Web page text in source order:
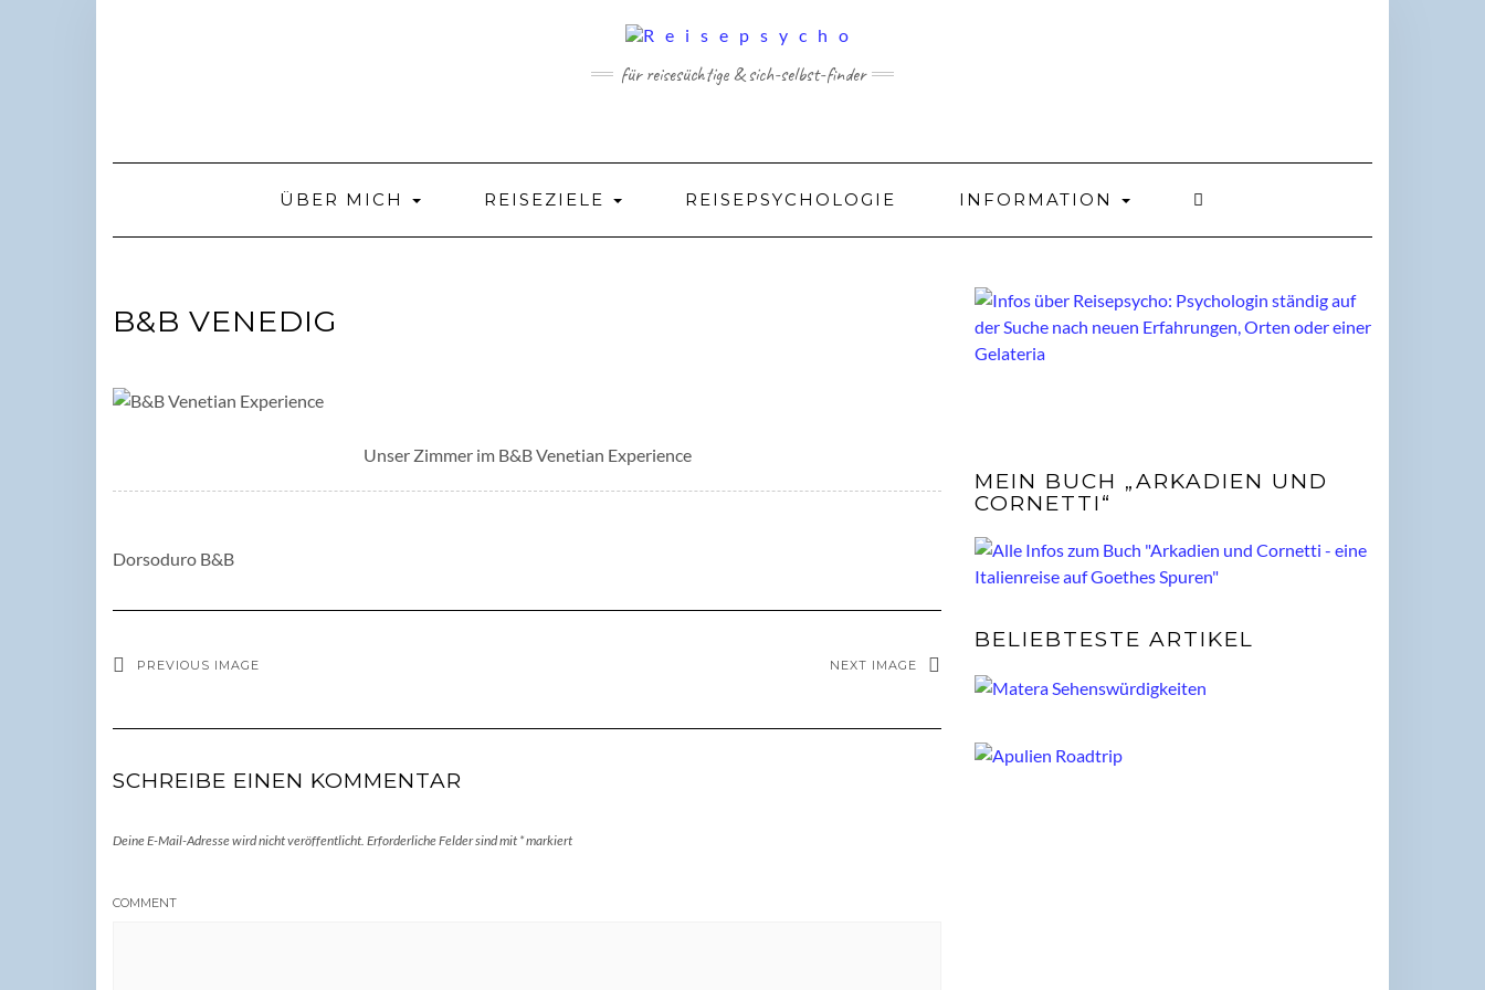
für reisesüchtige & sich-selbst-finder
ÜBER MICH REISEZIELE REISEPSYCHOLOGIE INFORMATION
B&B VENEDIG
Unser Zimmer im B&B Venetian Experience
Dorsoduro B&B
PREVIOUS IMAGE NEXT IMAGE
SCHREIBE EINEN KOMMENTAR
Deine E-Mail-Adresse wird nicht veröffentlicht. Erforderliche Felder sind mit *markiert
COMMENT
MEIN BUCH „ARKADIEN UND
CORNETTI“
BELIEBTESTE ARTIKEL